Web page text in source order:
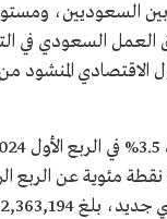
السعوديين،
العمل السعودي في
السعودية 2030 في التحول
سعوديًّا وسعودية.